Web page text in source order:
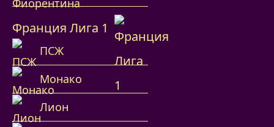
Франция Лига 1
ПСЖ
Монако
Лион